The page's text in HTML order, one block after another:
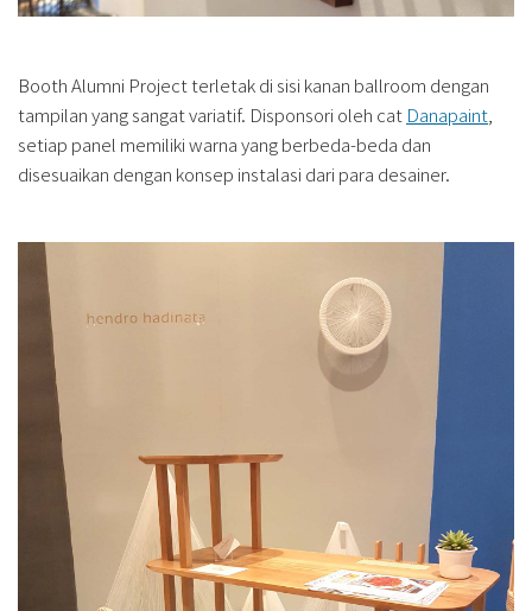
Booth Alumni Project terletak di sisi kanan ballroom dengan
tampilan yang sangat variatif. Disponsori oleh cat Danapaint,
setiap panel memiliki warna yang berbeda-beda dan
disesuaikan dengan konsep instalasi dari para desainer.